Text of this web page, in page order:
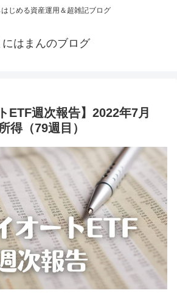
じめる資産運用＆超雑記ブログ
にはまんのブログ
ETF週次報告】2022年7月
得（79週目）